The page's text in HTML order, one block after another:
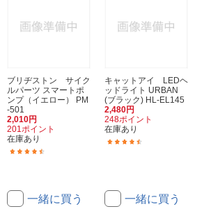
ブリヂストン サイク
ルパーツ スマートポ
ンプ（イエロー） PM
-501
2,010円
201ポイント
在庫あり
一緒に買う
キャットアイ LEDヘ
ッドライト URBAN
(ブラック) HL-EL145
2,480円
248ポイント
在庫あり
一緒に買う